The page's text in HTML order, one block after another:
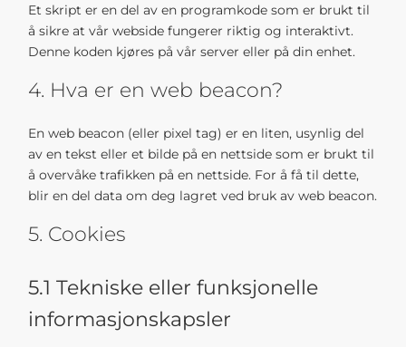
Et skript er en del av en programkode som er brukt til
å sikre at vår webside fungerer riktig og interaktivt.
Denne koden kjøres på vår server eller på din enhet.
4. Hva er en web beacon?
En web beacon (eller pixel tag) er en liten, usynlig del
av en tekst eller et bilde på en nettside som er brukt til
å overvåke trafikken på en nettside. For å få til dette,
blir en del data om deg lagret ved bruk av web beacon.
5. Cookies
5.1 Tekniske eller funksjonelle
informasjonskapsler